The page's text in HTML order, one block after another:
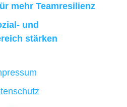
mehr Teamresilienz
und
stärken